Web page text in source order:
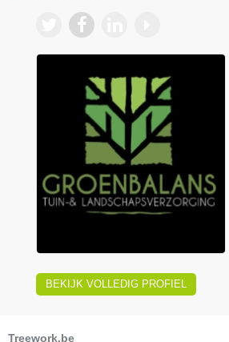
BEKIJK VOLLEDIG PROFIEL
Treework.be